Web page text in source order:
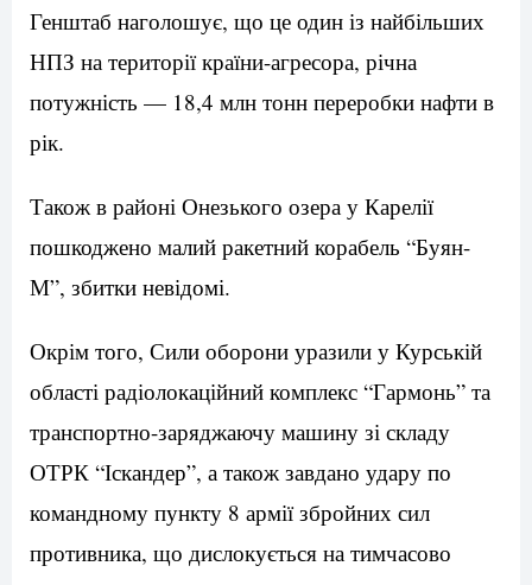
Генштаб наголошує, що це один із найбільших
НПЗ на території країни-агресора, річна
потужність — 18,4 млн тонн переробки нафти в
рік.
Також в районі Онезького озера у Карелії
пошкоджено малий ракетний корабель “Буян-
М”, збитки невідомі.
Окрім того, Сили оборони уразили у Курській
області радіолокаційний комплекс “Гармонь” та
транспортно-заряджаючу машину зі складу
ОТРК “Іскандер”, а також завдано удару по
командному пункту 8 армії збройних сил
противника, що дислокується на тимчасово